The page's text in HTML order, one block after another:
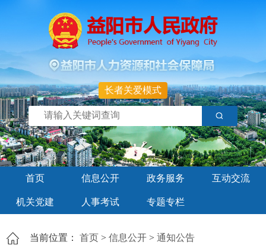
长者关爱模式
首页 信息公开 政务服务 互动交流
机关党建 人事考试 专题专栏
当前位置： 首页 > 信息公开 > 通知公告